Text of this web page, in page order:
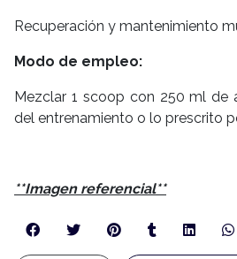
Recuperación y mantenimiento
Modo de empleo:
Mezclar 1 scoop con 250 ml de
del entrenamiento o lo prescrito
**Imagen referencial**